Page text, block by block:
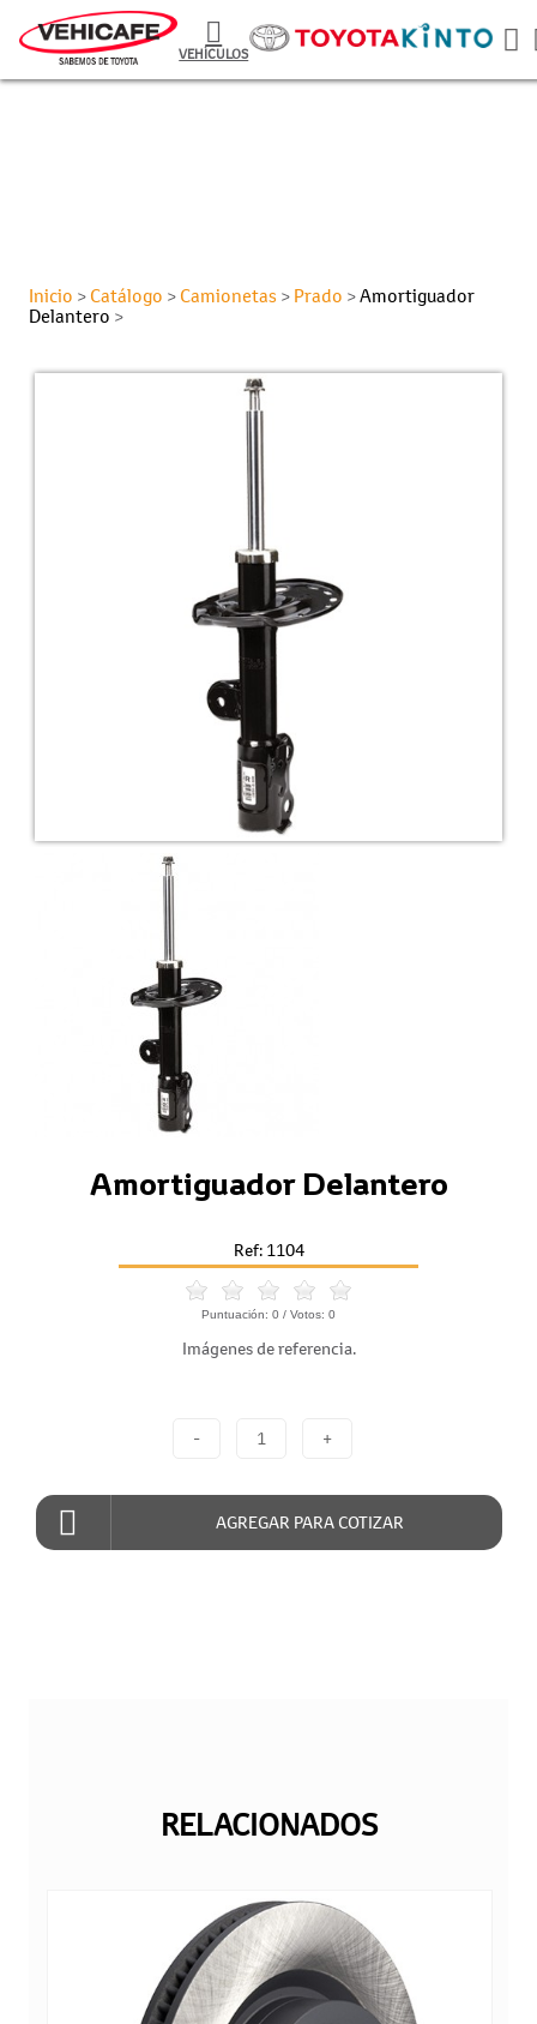
VEHÍCULOS
Inicio > Catálogo > Camionetas > Prado >Amortiguador
Delantero >
Amortiguador Delantero
Ref: 1104
Puntuación: 0 / Votos: 0
Imágenes de referencia.
- 1 +
AGREGAR PARA COTIZAR
RELACIONADOS